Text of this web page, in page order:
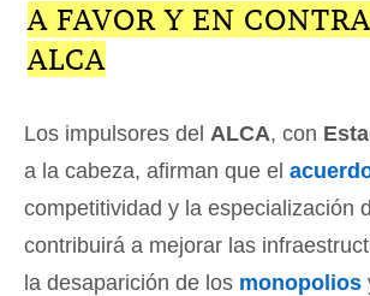
A FAVOR Y EN
ALCA
Los impulsores del ALCA, con
a la cabeza, afirman que el
competitividad y la especialización
contribuirá a mejorar las
la desaparición de los monopolios